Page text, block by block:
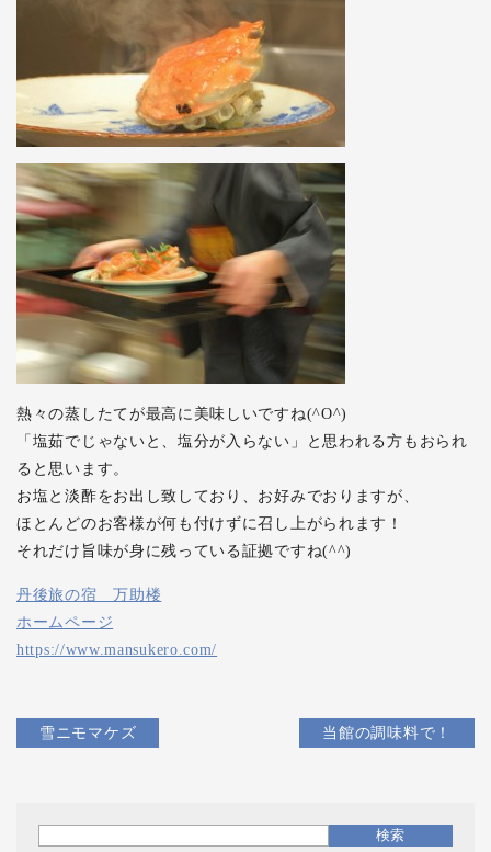
熱々の蒸したてが最高に美味しいですね(^O^)
「塩茹でじゃないと、塩分が入らない」と思われる方もおられ
ると思います。
お塩と淡酢をお出し致しており、お好みでおりますが、
ほとんどのお客様が何も付けずに召し上がられます！
それだけ旨味が身に残っている証拠ですね(^^)
丹後旅の宿 万助楼
ホームページ
https://www.mansukero.com/
雪ニモマケズ 当館の調味料で！